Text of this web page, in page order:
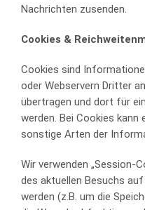
Nachrichten zusenden.
Cookies &
Cookies sind
oder Webservern Dritter
übertragen und dort für
werden. Bei Cookies kann
sonstige Arten der
Wir verwenden „Session-
des aktuellen Besuchs
werden (z.B. um die